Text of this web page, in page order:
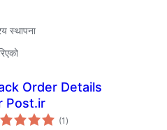
स्थापना
Order Details
Post.ir
(1 कुल
रेटिङ्गहरू
)